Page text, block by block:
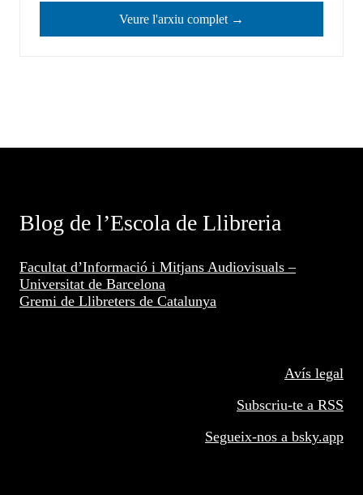
Veure l'arxiu complet →
Blog de l’Escola de Llibreria
Facultat d’Informació i Mitjans Audiovisuals –
Universitat de Barcelona
Gremi de Llibreters de Catalunya
Avís legal
Subscriu-te a RSS
Segueix-nos a bsky.app